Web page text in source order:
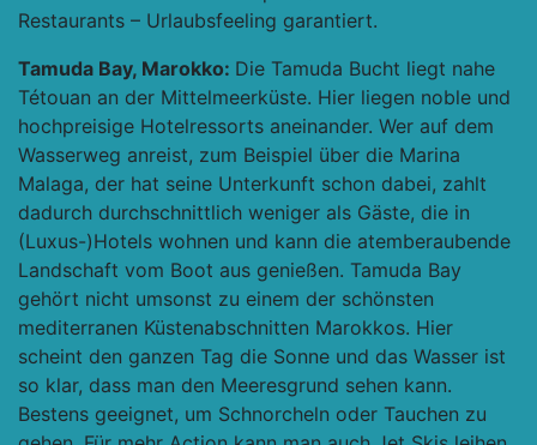
Restaurants – Urlaubsfeeling garantiert.
Tamuda Bay, Marokko: Die Tamuda Bucht liegt nahe
Tétouan an der Mittelmeerküste. Hier liegen noble und
hochpreisige Hotelressorts aneinander. Wer auf dem
Wasserweg anreist, zum Beispiel über die Marina
Malaga, der hat seine Unterkunft schon dabei, zahlt
dadurch durchschnittlich weniger als Gäste, die in
(Luxus-)Hotels wohnen und kann die atemberaubende
Landschaft vom Boot aus genießen. Tamuda Bay
gehört nicht umsonst zu einem der schönsten
mediterranen Küstenabschnitten Marokkos. Hier
scheint den ganzen Tag die Sonne und das Wasser ist
so klar, dass man den Meeresgrund sehen kann.
Bestens geeignet, um Schnorcheln oder Tauchen zu